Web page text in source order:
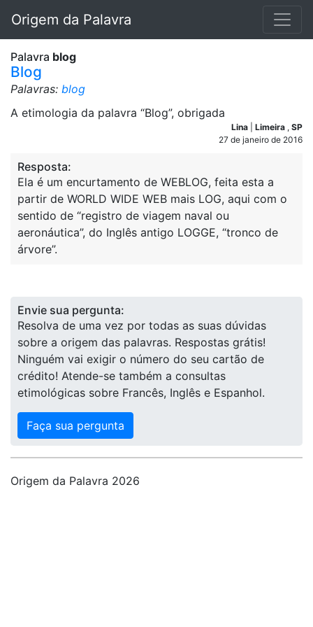
Origem da Palavra
Palavra blog
Blog
Palavras: blog
A etimologia da palavra “Blog”, obrigada
Lina Limeira , SP
27 de janeiro de 2016
Resposta:
Ela é um encurtamento de WEBLOG, feita esta a
partir de WORLD WIDE WEB mais LOG, aqui com o
sentido de “registro de viagem naval ou
aeronáutica”, do Inglês antigo LOGGE, “tronco de
árvore”.
Envie sua pergunta:
Resolva de uma vez por todas as suas dúvidas
sobre a origem das palavras. Respostas grátis!
Ninguém vai exigir o número do seu cartão de
crédito! Atende-se também a consultas
etimológicas sobre Francês, Inglês e Espanhol.
Faça sua pergunta
Origem da Palavra 2026